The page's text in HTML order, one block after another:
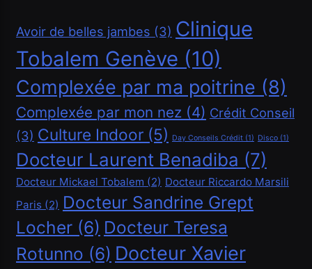
Financement
Comment obtenir un crédit Bancaire en Suisse ?
Avril 21, 2025
Avoir de belles jambes (3) Clinique
Tobalem Genève (10)
Complexée par ma poitrine (8)
Complexée par mon nez (4) Crédit Conseil
(3) Culture Indoor (5) Day Conseils Crédit (1) Disco (1)
Docteur Laurent Benadiba (7)
Docteur Mickael Tobalem (2) Docteur Riccardo Marsili
Paris (2) Docteur Sandrine Grept
Locher (6) Docteur Teresa
Rotunno (6) Docteur Xavier